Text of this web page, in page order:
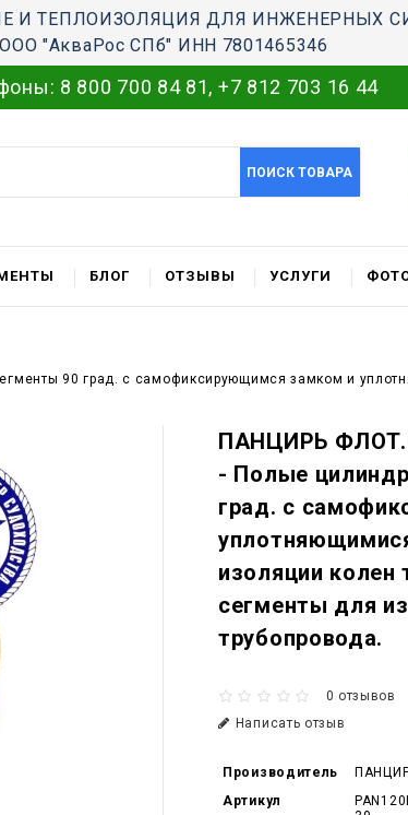
И ТЕПЛОИЗОЛЯЦИЯ ДЛЯ ИНЖЕНЕРНЫХ
ООО "АкваРос СПб" ИНН 7801465346
8 800 700 84 81, +7 812 703 16 44
ПОИСК ТОВАРА
БЛОГ ОТЗЫВЫ УСЛУГИ
90 град. с самофиксирующимся замком и
ПАНЦИРЬ
- Полые
град. с
изоляции колен
сегменты для
трубопровода.
0 отзывов
Написать отзыв
Производитель
Артикул